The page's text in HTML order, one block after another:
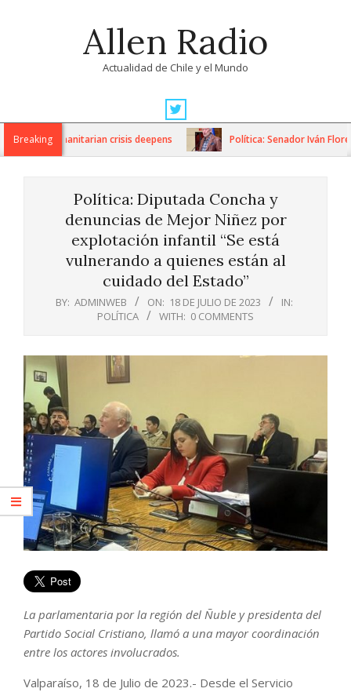
Allen Radio
Actualidad de Chile y el Mundo
Navigation
MenuBreaking
as humanitarian crisis deepens Política: Senador Iván Flores
Política: Diputada Concha y
denuncias de Mejor Niñez por
explotación infantil “Se está
vulnerando a quienes están al
cuidado del Estado”
BY: ADMINWEB ON: 18 DE JULIO DE 2023
IN:
POLÍTICA
WITH: 0 COMMENTS
La parlamentaria por la región del Ñuble y presidenta del
Partido Social Cristiano, llamó a una mayor coordinación
entre los actores involucrados.
Valparaíso, 18 de Julio de 2023.- Desde el Servicio